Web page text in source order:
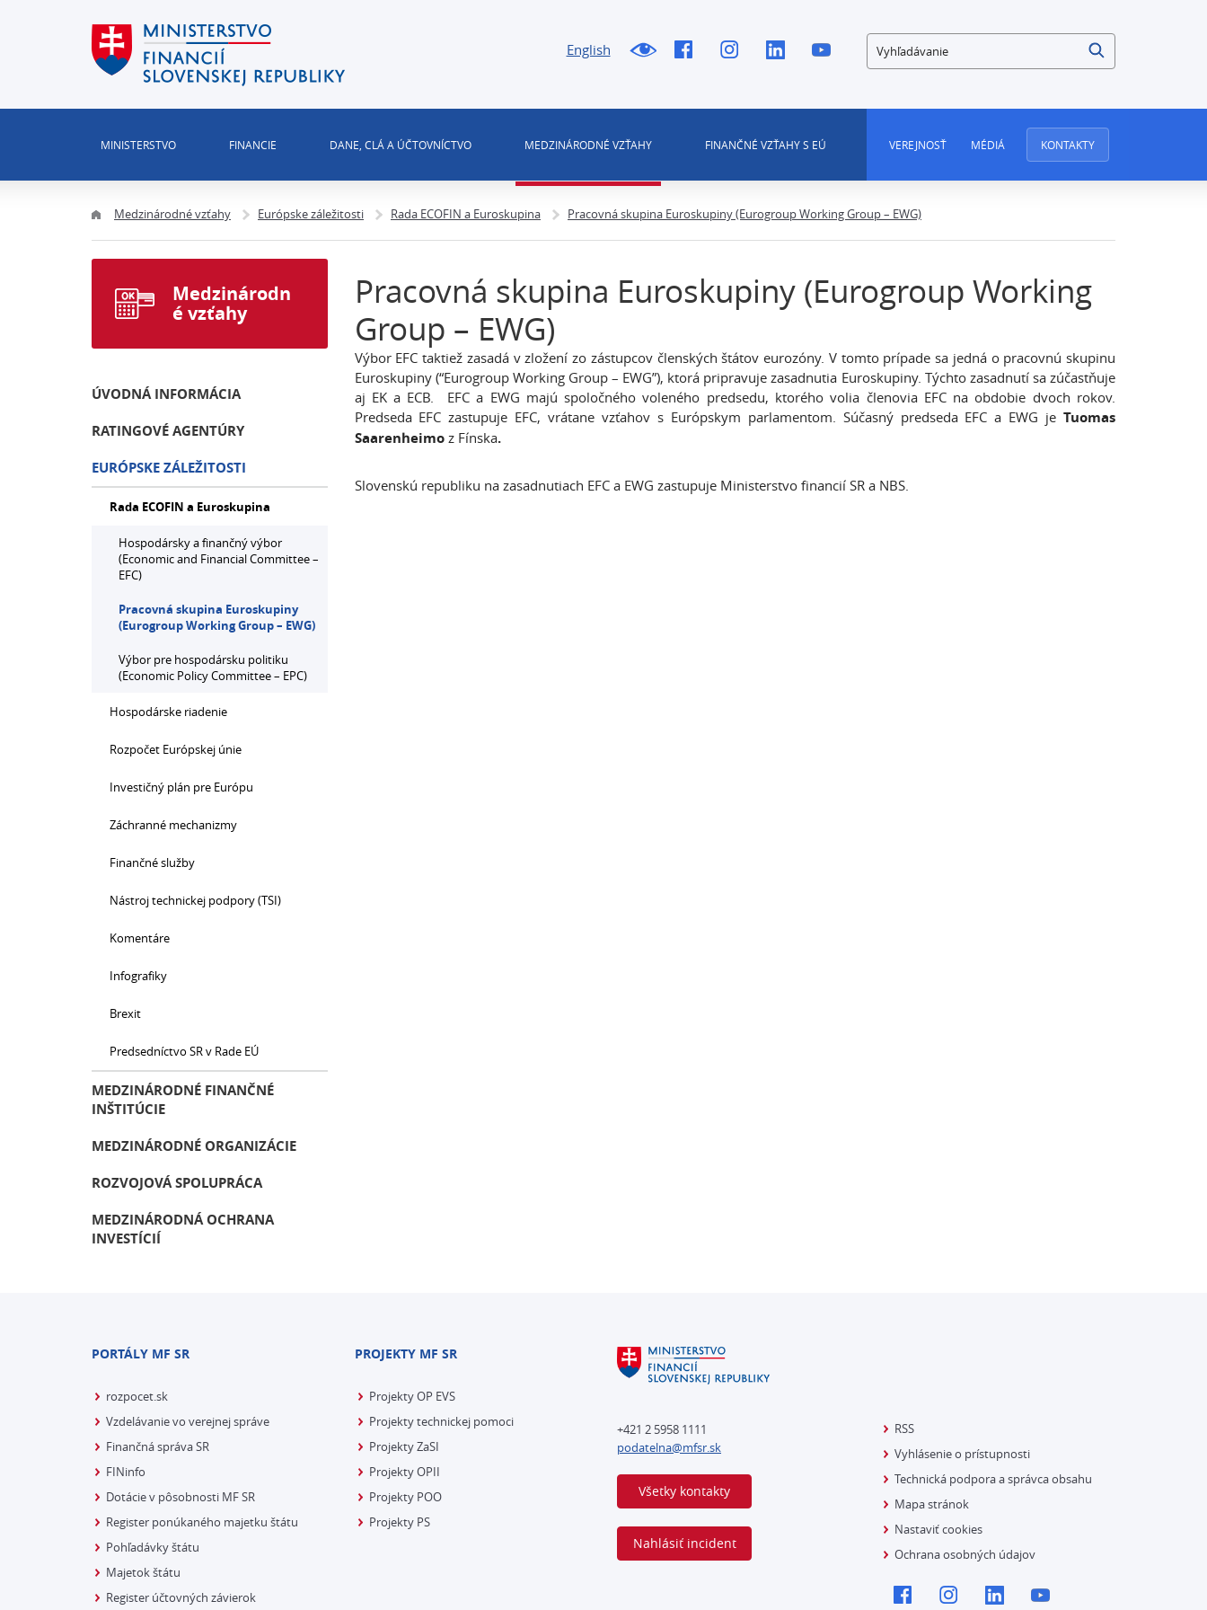
English Vyhľadávanie
MINISTERSTVO FINANCIE DANE, CLÁ A ÚČTOVNÍCTVO MEDZINÁRODNÉ VZŤAHY FINANČNÉ VZŤAHY S EÚ VEREJNOSŤ MÉDIÁ KONTAKTY
Medzinárodné vzťahy Európske záležitosti Rada ECOFIN a Euroskupina Pracovná skupina Euroskupiny (Eurogroup Working Group – EWG)
Pracovná skupina Euroskupiny (Eurogroup Working
Group – EWG)
Výbor EFC taktiež zasadá v zložení zo zástupcov členských štátov eurozóny. V tomto prípade sa jedná o pracovnú skupinu
Euroskupiny (“Eurogroup Working Group – EWG”), ktorá pripravuje zasadnutia Euroskupiny. Týchto zasadnutí sa zúčastňuje
aj EK a ECB. EFC a EWG majú spoločného voleného predsedu, ktorého volia členovia EFC na obdobie dvoch rokov.
Predseda EFC zastupuje EFC, vrátane vzťahov s Európskym parlamentom. Súčasný predseda EFC a EWG je Tuomas
Saarenheimo z Fínska.
Slovenskú republiku na zasadnutiach EFC a EWG zastupuje Ministerstvo financií SR a NBS.
Medzinárodn
é vzťahy
ÚVODNÁ INFORMÁCIA
RATINGOVÉ AGENTÚRY
EURÓPSKE ZÁLEŽITOSTI
Rada ECOFIN a Euroskupina
Hospodársky a finančný výbor
(Economic and Financial Committee –
EFC)
Pracovná skupina Euroskupiny
(Eurogroup Working Group – EWG)
Výbor pre hospodársku politiku
(Economic Policy Committee – EPC)
Hospodárske riadenie
Rozpočet Európskej únie
Investičný plán pre Európu
Záchranné mechanizmy
Finančné služby
Nástroj technickej podpory (TSI)
Komentáre
Infografiky
Brexit
Predsedníctvo SR v Rade EÚ
MEDZINÁRODNÉ FINANČNÉ
INŠTITÚCIE
MEDZINÁRODNÉ ORGANIZÁCIE
ROZVOJOVÁ SPOLUPRÁCA
MEDZINÁRODNÁ OCHRANA
INVESTÍCIÍ
PORTÁLY MF SR
rozpocet.sk
Vzdelávanie vo verejnej správe
Finančná správa SR
FINinfo
Dotácie v pôsobnosti MF SR
Register ponúkaného majetku štátu
Pohľadávky štátu
Majetok štátu
Register účtovných závierok
PROJEKTY MF SR
Projekty OP EVS
Projekty technickej pomoci
Projekty ZaSI
Projekty OPII
Projekty POO
Projekty PS
+421 2 5958 1111
podatelna@mfsr.sk
Všetky kontakty
Nahlásiť incident
RSS
Vyhlásenie o prístupnosti
Technická podpora a správca obsahu
Mapa stránok
Nastaviť cookies
Ochrana osobných údajov